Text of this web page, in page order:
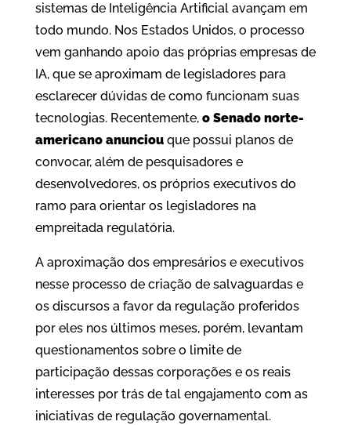
sistemas de Inteligência Artificial avançam em
todo mundo. Nos Estados Unidos, o processo
vem ganhando apoio das próprias empresas de
IA, que se aproximam de legisladores para
esclarecer dúvidas de como funcionam suas
tecnologias. Recentemente, o Senado norte-
americano anunciouque possui planos de
convocar, além de pesquisadores e
desenvolvedores, os próprios executivos do
ramo para orientar os legisladores na
empreitada regulatória.
A aproximação dos empresários e executivos
nesse processo de criação de salvaguardas e
os discursos a favor da regulação proferidos
por eles nos últimos meses, porém, levantam
questionamentos sobre o limite de
participação dessas corporações e os reais
interesses por trás de tal engajamento com as
iniciativas de regulação governamental.